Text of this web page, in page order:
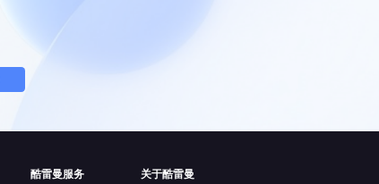
酷雷曼服务 关于酷雷曼